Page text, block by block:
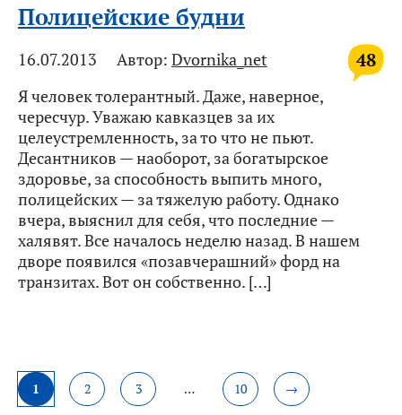
Полицейские будни
48
16.07.2013 Автор: Dvornika_net
Я человек толерантный. Даже, наверное,
чересчур. Уважаю кавказцев за их
целеустремленность, за то что не пьют.
Десантников — наоборот, за богатырское
здоровье, за способность выпить много,
полицейских — за тяжелую работу. Однако
вчера, выяснил для себя, что последние —
халявят. Все началось неделю назад. В нашем
дворе появился «позавчерашний» форд на
транзитах. Вот он собственно. […]
1 2 3 … 10 →